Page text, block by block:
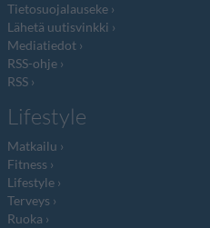
Tietosuojalauseke
Lähetä uutisvinkki
Mediatiedot
RSS-ohje
RSS
Lifestyle
Matkailu
Fitness
Lifestyle
Terveys
Ruoka